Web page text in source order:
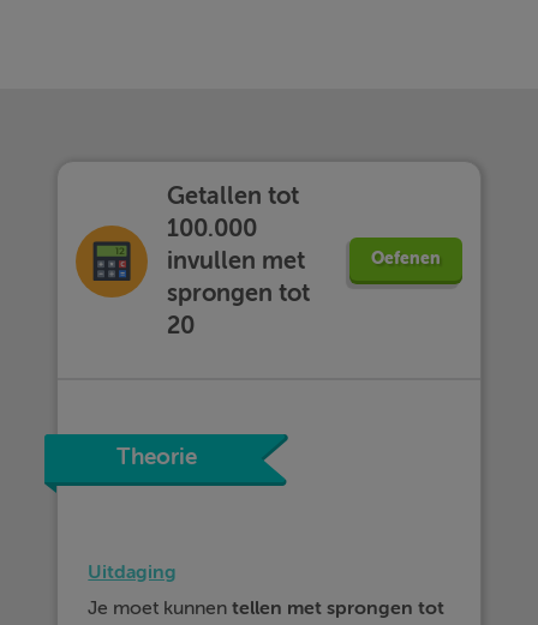
Getallen tot
100.000
invullen met
sprongen tot
20
Oefenen
Theorie
Uitdaging
Je moet kunnentellen met sprongen tot